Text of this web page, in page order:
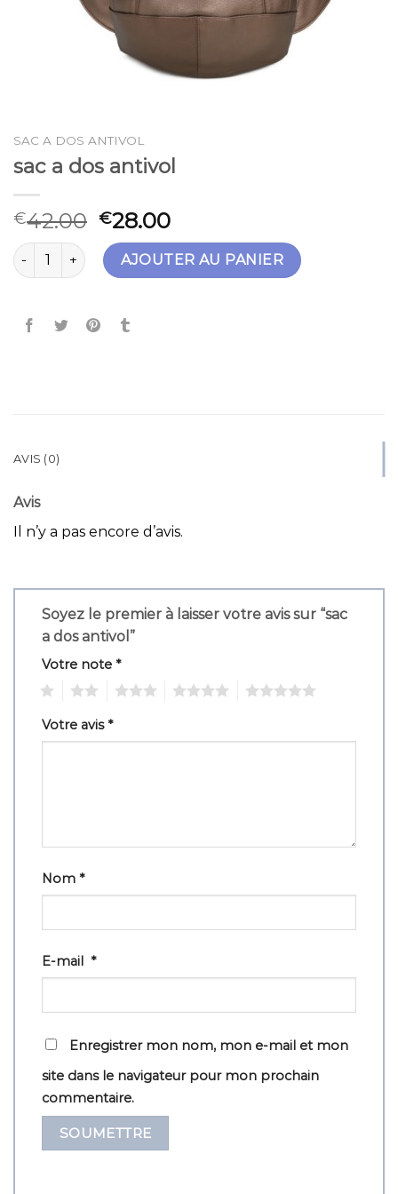
SAC A DOS ANTIVOL
sac a dos antivol
€42.00 €28.00
quantité de sac a dos antivolAJOUTER AU PANIER
AVIS (0)
Avis
Il n’y a pas encore d’avis.
Soyez le premier à laisser votre avis sur “sac
a dos antivol”
Votre note *
Votre avis*
Nom *
E-mail *
Enregistrer mon nom, mon e-mail et mon
site dans le navigateur pour mon prochain
commentaire.